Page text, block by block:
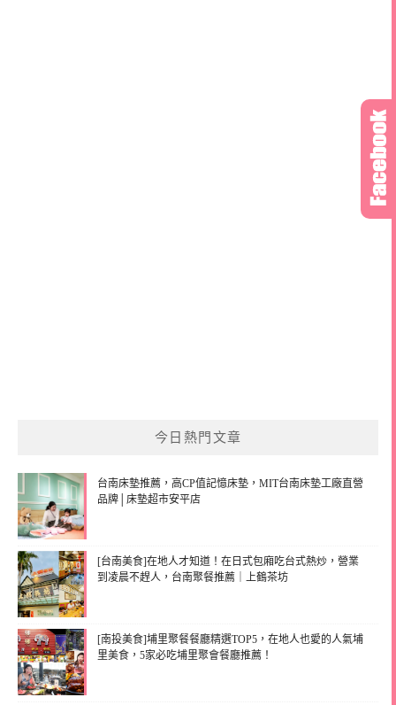
今日熱門文章
台南床墊推薦，高CP值記憶床墊，MIT台南床墊工廠直營
品牌│床墊超市安平店
[台南美食]在地人才知道！在日式包廂吃台式熱炒，營業
到凌晨不趕人，台南聚餐推薦｜上鶴茶坊
[南投美食]埔里聚餐餐廳精選TOP5，在地人也愛的人氣埔
里美食，5家必吃埔里聚會餐廳推薦！